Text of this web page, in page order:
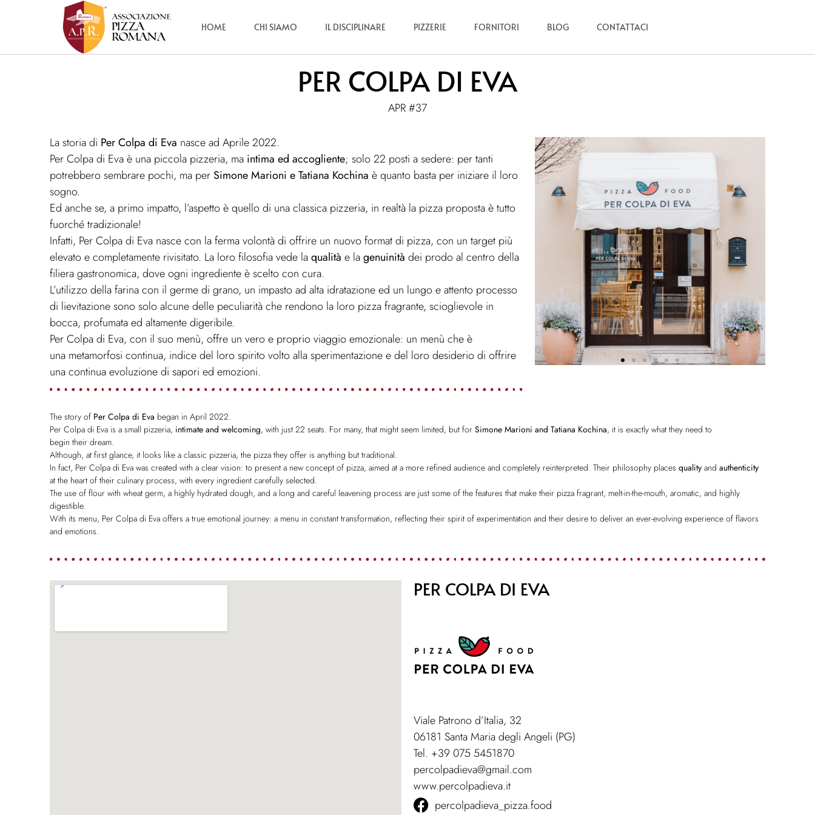
HOME CHI SIAMO IL DISCIPLINARE PIZZERIE FORNITORI BLOG CONTATTACI
PER COLPA DI EVA
APR #37
La storia di Per Colpa di Eva nasce ad Aprile 2022.
Per Colpa di Eva è una piccola pizzeria, ma intima ed accogliente; solo 22 posti a sedere: per tanti
potrebbero sembrare pochi, ma per Simone Marioni e Tatiana Kochina è quanto basta per iniziare il loro
sogno.
Ed anche se, a primo impatto, l’aspetto è quello di una classica pizzeria, in realtà la pizza proposta ètutto
fuorché tradizionale!
Infatti, Per Colpa di Eva nasce con la ferma volontà di offrire un nuovo format di pizza, con un target più
elevato e completamente rivisitato. La loro filosofia vede laqualità e lagenuinità dei prodo al centro della
filiera gastronomica, doveogni ingrediente è scelto con cura.
L’utilizzo della farina con il germe di grano, un impasto ad alta idratazione ed un lungo e attento processo
di lievitazione sono solo alcune delle peculiarità che rendono la loro pizza fragrante, scioglievole in
bocca, profumata ed altamente digeribile.
Per Colpa di Eva, con il suo menù, offre un vero e proprio viaggio emozionale: un menù che è
una metamorfosi continua, indice del loro spirito volto alla sperimentazione e del loro desiderio di offrire
una continua evoluzione di sapori ed emozioni.
The story of Per Colpa di Eva began in April 2022.
Per Colpa di Eva is a small pizzeria, intimate and welcoming, with just 22 seats. For many, that might seem limited, but for Simone Marioni and Tatiana Kochina, it is exactly what they need to
begin their dream.
Although, at first glance, it looks like a classic pizzeria, the pizza they offer is anything but traditional.
In fact, Per Colpa di Eva was created with a clear vision: to present a new concept of pizza, aimed at a more refined audience and completely reinterpreted. Their philosophy places quality and authenticity
at the heart of their culinary process, with every ingredient carefully selected.
The use of flour with wheat germ, a highly hydrated dough, and a long and careful leavening process are just some of the features that make their pizza fragrant, melt-in-the-mouth, aromatic, and highly
digestible.
With its menu, Per Colpa di Eva offers a true emotional journey: a menu in constant transformation, reflecting their spirit of experimentation and their desire to deliver an ever-evolving experience of flavors
and emotions.
PER COLPA DI EVA
Viale Patrono d’Italia, 32
06181 Santa Maria degli Angeli (PG)
Tel. +39 075 5451870
percolpadieva@gmail.com
www.percolpadieva.it
percolpadieva_pizza.food